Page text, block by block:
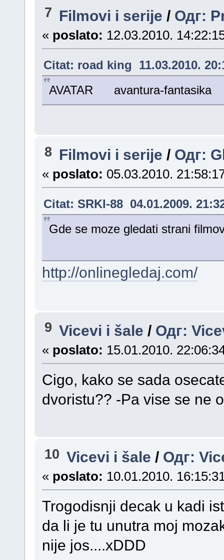
7 Filmovi i serije / Одг:
« poslato: 12.03.2010.
Citat: road king 11.03.2010.
AVATAR avantura-
8 Filmovi i serije / Одг:
« poslato: 05.03.2010.
Citat: SRKI-88 04.01.2009.
Gde se moze gledati strani
http://onlinegledaj.com/
9 Vicevi i šale / Одг:
« poslato: 15.01.2010.
Cigo, kako se sada
dvoristu?? -Pa vise se ne
10 Vicevi i šale / Одг:
« poslato: 10.01.2010.
Trogodisnji decak u kadi
da li je tu unutra moj
nije jos....xDDD